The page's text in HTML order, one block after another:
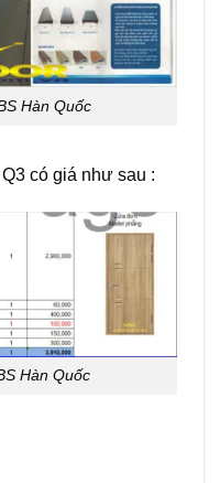
Hàn Quốc
có giá như sau :
Hàn Quốc